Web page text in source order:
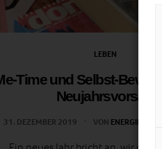
LEBEN
Time und Selbst-
Neujahrsvorsatz
31. DEZEMBER 2019 VON